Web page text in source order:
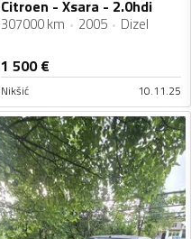
Citroen - Xsara - 2.0hdi
307000 km 2005 Dizel
1 500€
Nikšić 10.11.25